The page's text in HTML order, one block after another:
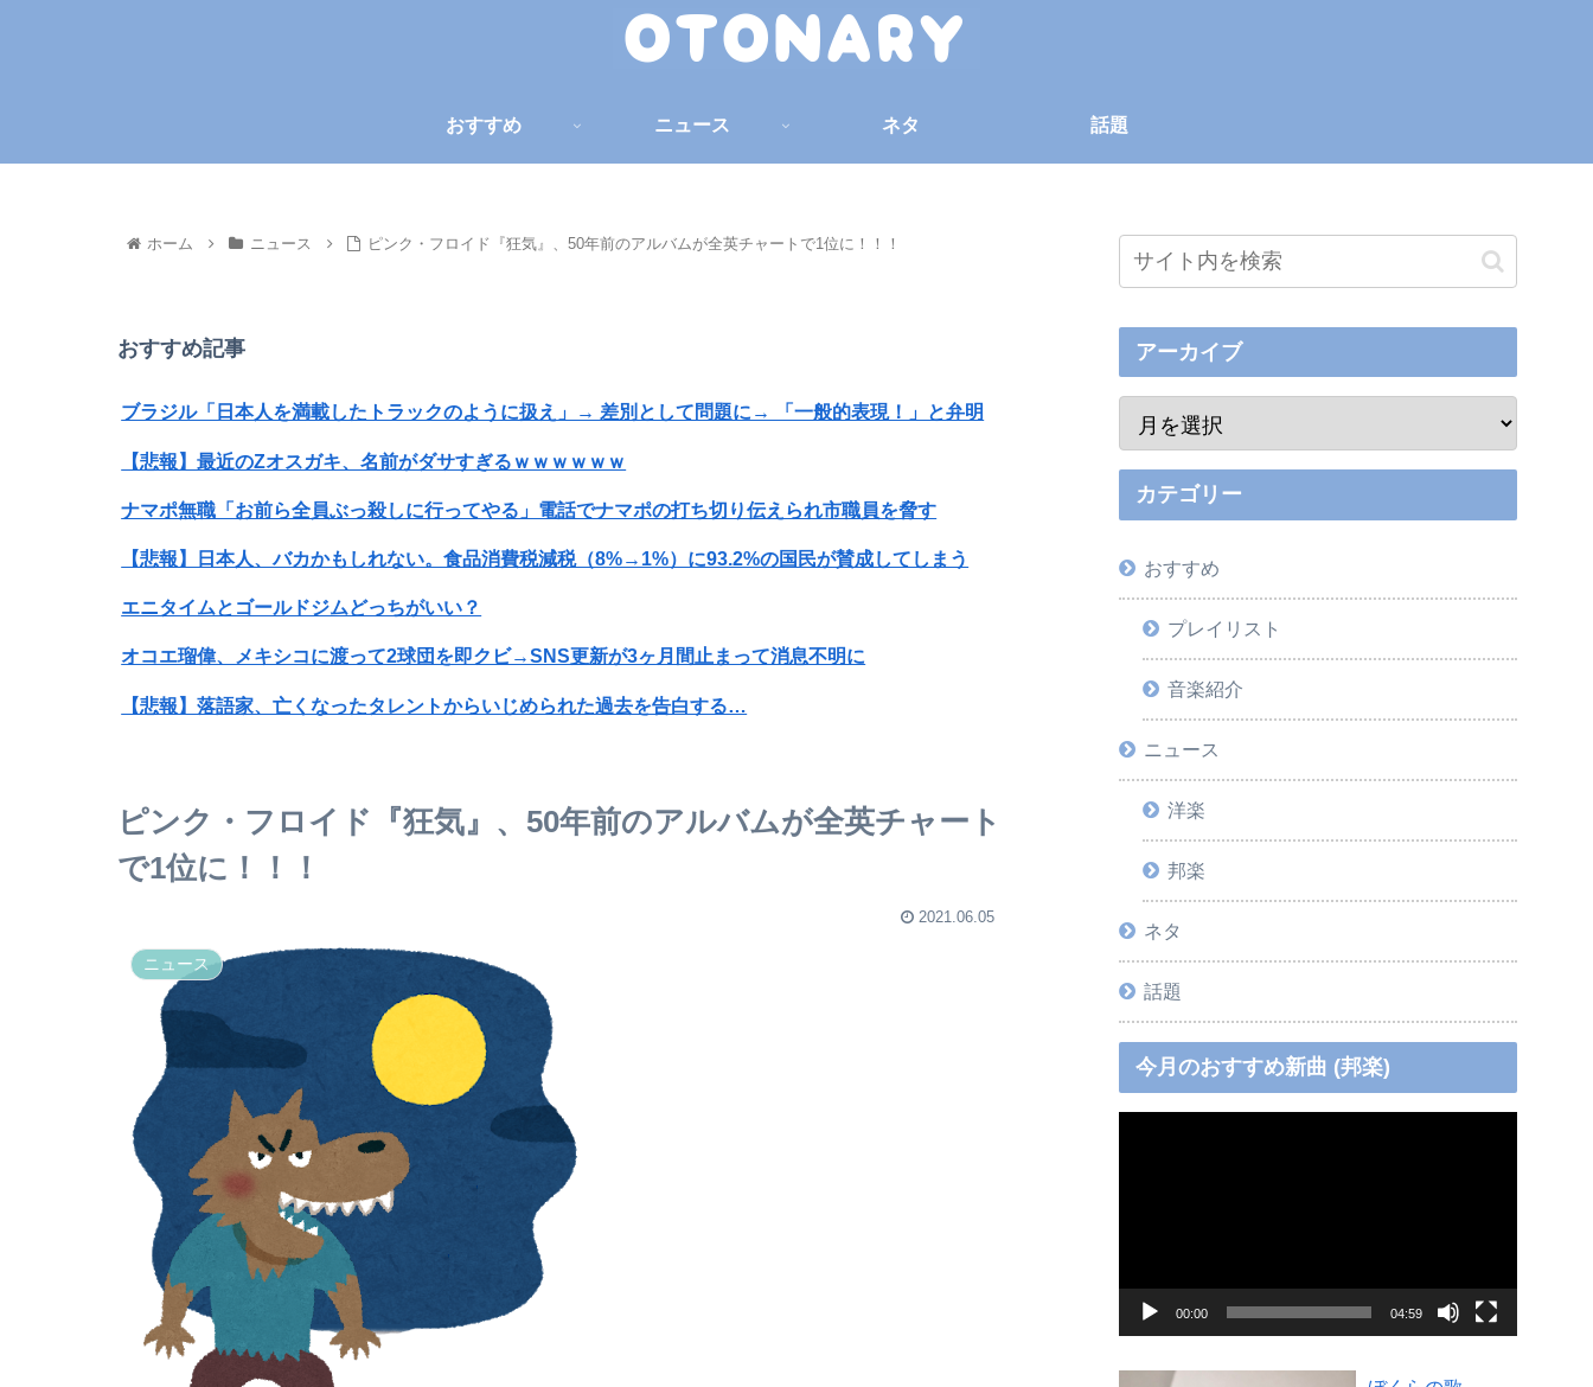
おすすめ ニュース ネタ 話題
ホーム ニュース ピンク・フロイド『狂気』、50年前のアルバムが全英チャートで1位に！！！
おすすめ記事
ブラジル「日本人を満載したトラックのように扱え」→ 差別として問題に→ 「一般的表現！」と弁明
【悲報】最近のZオスガキ、名前がダサすぎるｗｗｗｗｗｗ
ナマポ無職「お前ら全員ぶっ殺しに行ってやる」電話でナマポの打ち切り伝えられ市職員を脅す
【悲報】日本人、バカかもしれない。食品消費税減税（8%→1%）に93.2%の国民が賛成してしまう
エニタイムとゴールドジムどっちがいい？
オコエ瑠偉、メキシコに渡って2球団を即クビ→SNS更新が3ヶ月間止まって消息不明に
【悲報】落語家、亡くなったタレントからいじめられた過去を告白する…
【悲報】女さん、熊本地震がきっかけで離婚を決意ｗｗｗｗｗ
【画像】ビリー・アイリッシュ(24)、ライブで超モリマンスジを強調して炎上ｗｗｗｗｗｗｗｗ
【朗報】「ファイアーエムブレム 万紫千紅」、真の主人公マイユニはキャラメイク可能ｗｗ
【悲報】中年おじさん「お腹だけぽっこり」になる原因、ガチで判明するｗｗｗｗ
【朗報】秋田にアラブが2兆円の投資決定
【画像】ビリー・アイリッシュ(24)、ライブで超モリマンスジを強調して炎上ｗｗｗｗｗｗｗｗ
【画像】ロシアの18号コスプレイヤーさんが本物以上！！！！！！⇒！！
【悲報】女さん、熊本地震がきっかけで離婚を決意ｗｗｗｗｗ
ホロライブのソシャゲ、エ▨チな広告がずっと流れてくる
ピンク・フロイド『狂気』、50年前のアルバムが全英チャート
で1位に！！！
2021.06.05
ニュース
アーカイブ
カテゴリー
おすすめ
プレイリスト
音楽紹介
ニュース
洋楽
邦楽
ネタ
話題
今月のおすすめ新曲 (邦楽)
ー
00:00 04:59